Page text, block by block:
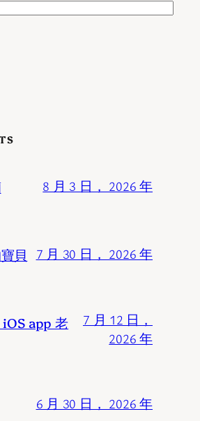
8 月 3 日， 2026 年
貝 7 月 30 日， 2026 年
app 老
7 月 12 日，
2026 年
6 月 30 日， 2026 年